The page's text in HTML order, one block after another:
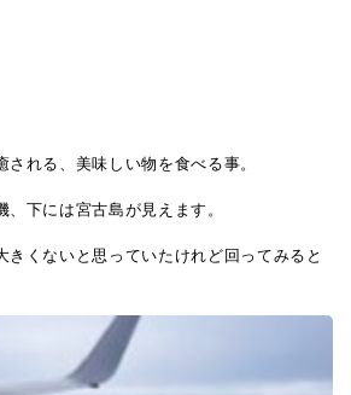
れる、美味しい物を食べる事。
下には宮古島が見えます。
きくないと思っていたけれど回ってみると